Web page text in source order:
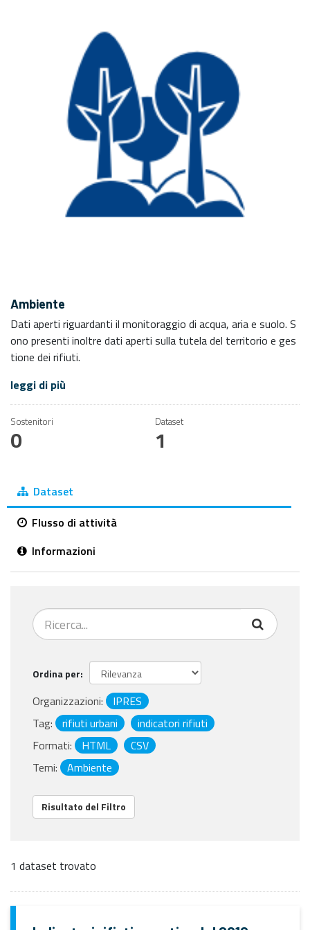
Ambiente
Dati aperti riguardanti il monitoraggio di acqua, aria e suolo. S
ono presenti inoltre dati aperti sulla tutela del territorio e ges
tione dei rifiuti.
leggi di più
Sostenitori
0
Dataset
1
Dataset
Flusso di attività
Informazioni
Ordina per
Organizzazioni:
IPRES
Tag:
rifiuti urbani
indicatori rifiuti
Formati:
HTML
CSV
Temi:
Ambiente
Risultato del Filtro
1 dataset trovato